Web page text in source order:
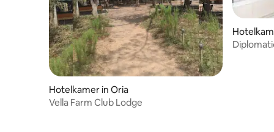
Hotelkamer in Oria
Vella Farm Club Lodge